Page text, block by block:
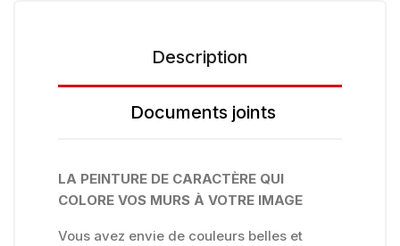
Description
Documents joints
LA PEINTURE DE CARACTÈRE QUI
COLORE VOS MURS À VOTRE IMAGE
Vous avez envie de couleurs belles et